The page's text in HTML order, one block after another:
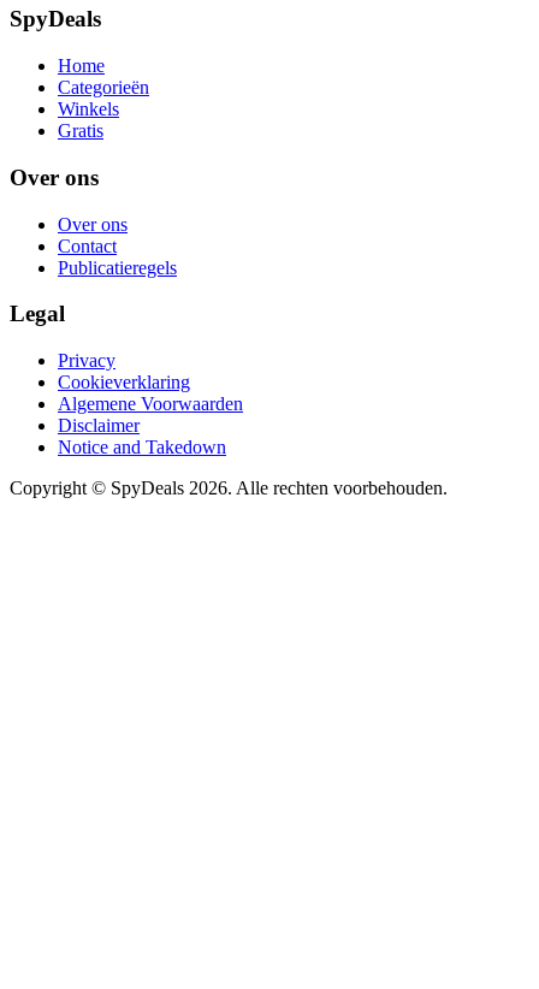
SpyDeals
Home
Categorieën
Winkels
Gratis
Over ons
Over ons
Contact
Publicatieregels
Legal
Privacy
Cookieverklaring
Algemene Voorwaarden
Disclaimer
Notice and Takedown
Copyright © SpyDeals 2026. Alle rechten voorbehouden.